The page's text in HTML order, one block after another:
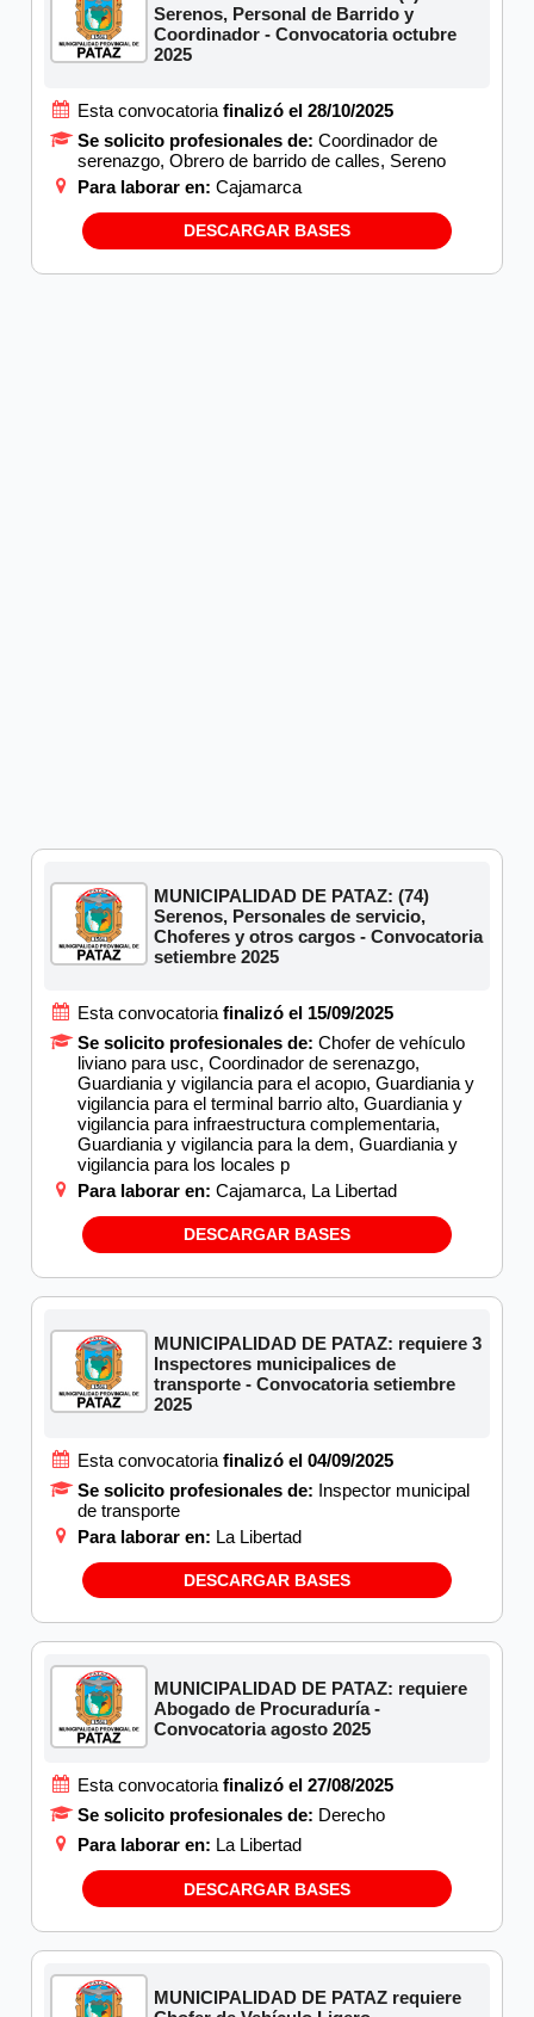
Serenos, Personal de Barrido y
Coordinador - Convocatoria octubre
2025
Esta convocatoria finalizó el 28/10/2025
Se solicito profesionales de: Coordinador de
serenazgo, Obrero de barrido de calles, Sereno
Para laborar en: Cajamarca
DESCARGAR BASES
MUNICIPALIDAD DE PATAZ: (74)
Serenos, Personales de servicio,
Choferes y otros cargos - Convocatoria
setiembre 2025
Esta convocatoria finalizó el 15/09/2025
Se solicito profesionales de: Chofer de vehículo
liviano para usc, Coordinador de serenazgo,
Guardiania y vigilancia para el acopιο, Guardiania y
vigilancia para el terminal barrio alto, Guardiania y
vigilancia para infraestructura complementaria,
Guardiania y vigilancia para la dem, Guardiania y
vigilancia para los locales p
Para laborar en: Cajamarca, La Libertad
DESCARGAR BASES
MUNICIPALIDAD DE PATAZ: requiere 3
Inspectores municipalices de
transporte - Convocatoria setiembre
2025
Esta convocatoria finalizó el 04/09/2025
Se solicito profesionales de: Inspector municipal
de transporte
Para laborar en: La Libertad
DESCARGAR BASES
MUNICIPALIDAD DE PATAZ: requiere
Abogado de Procuraduría -
Convocatoria agosto 2025
Esta convocatoria finalizó el 27/08/2025
Se solicito profesionales de: Derecho
Para laborar en: La Libertad
DESCARGAR BASES
MUNICIPALIDAD DE PATAZ requiere